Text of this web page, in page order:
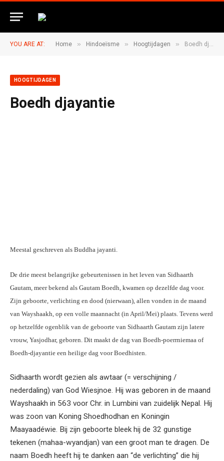
YOU ARE AT: Home » Hindoeïsme » Hoogtijdagen » Boedh djayantie
HOOGTIJDAGEN
Boedh djayantie
Meestal geschreven als Buddha jayanti.
De drie meest belangrijke gebeurtenissen in het leven van Sidhaarth
Gautam, meer bekend als Gautam Boedh, kwamen op dezelfde dag voor.
Zijn geboorte, verlichting en dood (nierwaan), allen vonden in de maand
van Wayshaakh, op een volle maannacht (in April/Mei) plaats. Tevens werd
op hetzelfde ogenblik van de geboorte van Sidhaarth Gautam zijn latere
vrouw, Yasjodhar, geboren. Dit maakt de dag van Boedh-poerrniemaa of
Boedh-djayantie een heilige dag voor Boedhisten.
Sidhaarth wordt gezien als awtaar (= verschijning /
nederdaling) van God Wiesjnoe. Hij was geboren in de maand
Wayshaakh in 563 voor Chr. in Lumbini van zuidelijk Nepal. Hij
was zoon van Koning Shoedhodhan en Koningin
Maayaadéwie. Bij zijn geboorte bleek hij de 32 gunstige
tekenen (mahaa-wyandjan) van een groot man te dragen. De
naam Boedh heeft hij te danken aan “de verlichting” die hij